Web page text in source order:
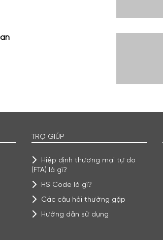
TRỢ GIÚP
Hiệp định thương mại tự do
(FTA) là gì?
HS Code là gì?
Các câu hỏi thường gặp
Hướng dẫn sử dụng